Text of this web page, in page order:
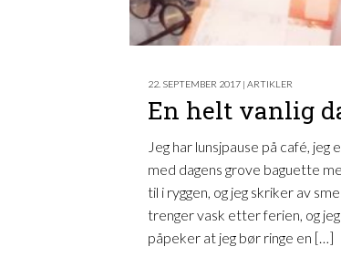
22. SEPTEMBER 2017 | ARTIKLER
En helt vanlig
Jeg har lunsjpause på café,
med dagens grove baguette
til i ryggen, og jeg skriker av
trenger vask etter ferien, og
påpeker at jeg bør ringe en […]